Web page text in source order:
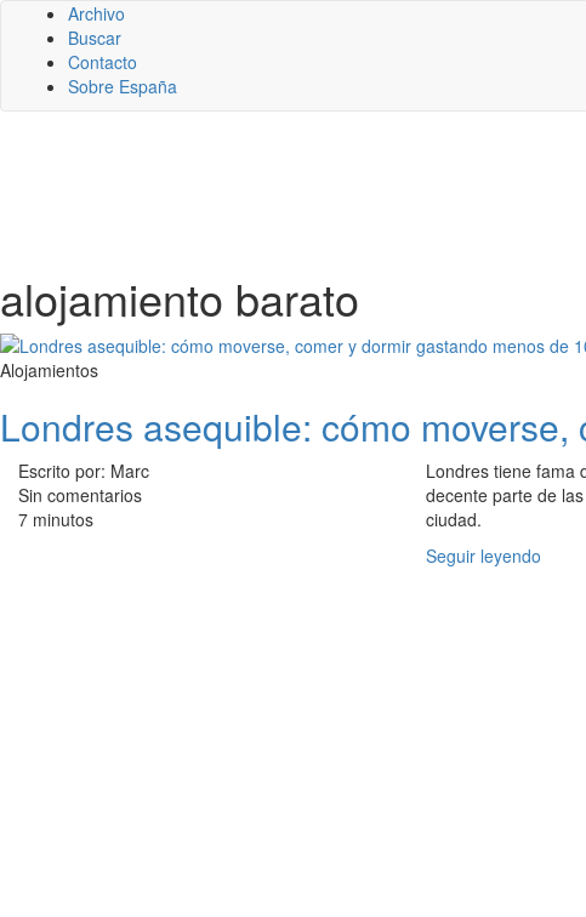
Archivo
Buscar
Contacto
Sobre España
alojamiento barato
Alojamientos
Londres asequible: cómo
Escrito por: Marc
Sin comentarios
7 minutos
Londres tiene fama
decente parte de
ciudad.
Seguir leyendo